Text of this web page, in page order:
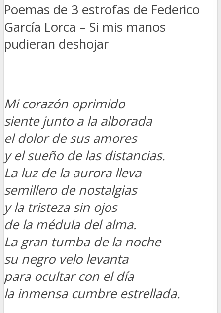
Poemas de 3 estrofas de Federico
García Lorca – Si mis manos
pudieran deshojar
Mi corazón oprimido
siente junto a la alborada
el dolor de sus amores
y el sueño de las distancias.
La luz de la aurora lleva
semillero de nostalgias
y la tristeza sin ojos
de la médula del alma.
La gran tumba de la noche
su negro velo levanta
para ocultar con el día
la inmensa cumbre estrellada.